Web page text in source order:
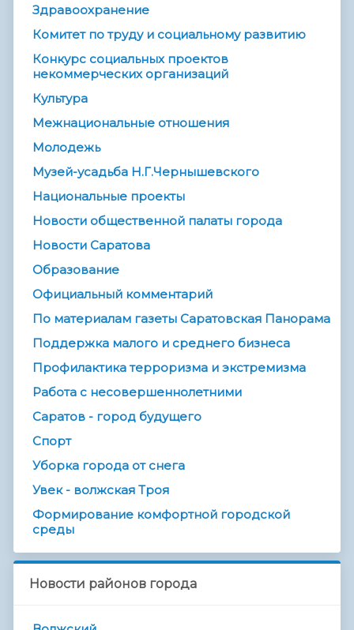
Здравоохранение
Комитет по труду и социальному развитию
Конкурс социальных проектов
некоммерческих организаций
Культура
Межнациональные отношения
Молодежь
Музей-усадьба Н.Г.Чернышевского
Национальные проекты
Новости общественной палаты города
Новости Саратова
Образование
Официальный комментарий
По материалам газеты Саратовская Панорама
Поддержка малого и среднего бизнеса
Профилактика терроризма и экстремизма
Работа с несовершеннолетними
Саратов - город будущего
Спорт
Уборка города от снега
Увек - волжская Троя
Формирование комфортной городской
среды
Новости районов города